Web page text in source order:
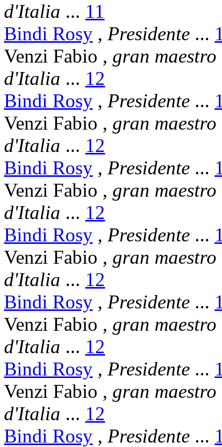
d'Italia ... 11
Bindi Rosy , Presidente ...
Venzi Fabio , gran
d'Italia ... 12
Bindi Rosy , Presidente ...
Venzi Fabio , gran
d'Italia ... 12
Bindi Rosy , Presidente ...
Venzi Fabio , gran
d'Italia ... 12
Bindi Rosy , Presidente ...
Venzi Fabio , gran
d'Italia ... 12
Bindi Rosy , Presidente ...
Venzi Fabio , gran
d'Italia ... 12
Bindi Rosy , Presidente ...
Venzi Fabio , gran
d'Italia ... 12
Bindi Rosy , Presidente ...